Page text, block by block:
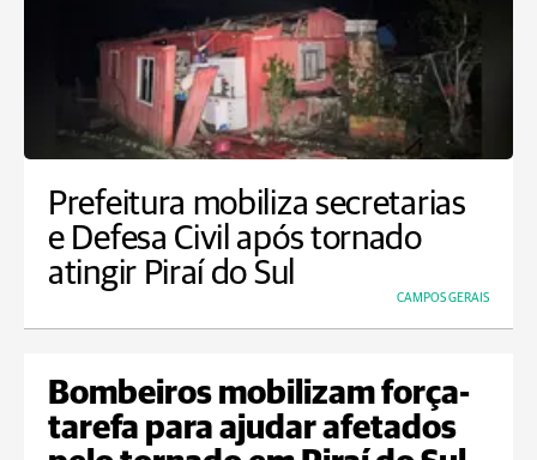
Prefeitura mobiliza secretarias
e Defesa Civil após tornado
atingir Piraí do Sul
CAMPOS GERAIS
Bombeiros mobilizam força-
tarefa para ajudar afetados